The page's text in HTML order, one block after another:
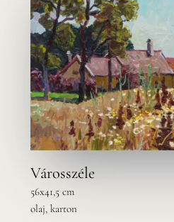
Városszéle
56x41,5 cm
olaj, karton